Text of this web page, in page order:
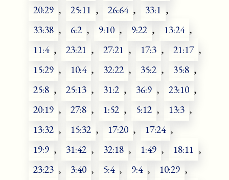
20:29 , 25:11 , 26:64 , 33:1 ,
33:38 , 6:2 , 9:10 , 9:22 , 13:24 ,
11:4 , 23:21 , 27:21 , 17:3 , 21:17 ,
15:29 , 10:4 , 32:22 , 35:2 , 35:8 ,
25:8 , 25:13 , 31:2 , 36:9 , 23:10 ,
20:19 , 27:8 , 1:52 , 5:12 , 13:3 ,
13:32 , 15:32 , 17:20 , 17:24 ,
19:9 , 31:42 , 32:18 , 1:49 , 18:11 ,
23:23 , 3:40 , 5:4 , 9:4 , 10:29 ,